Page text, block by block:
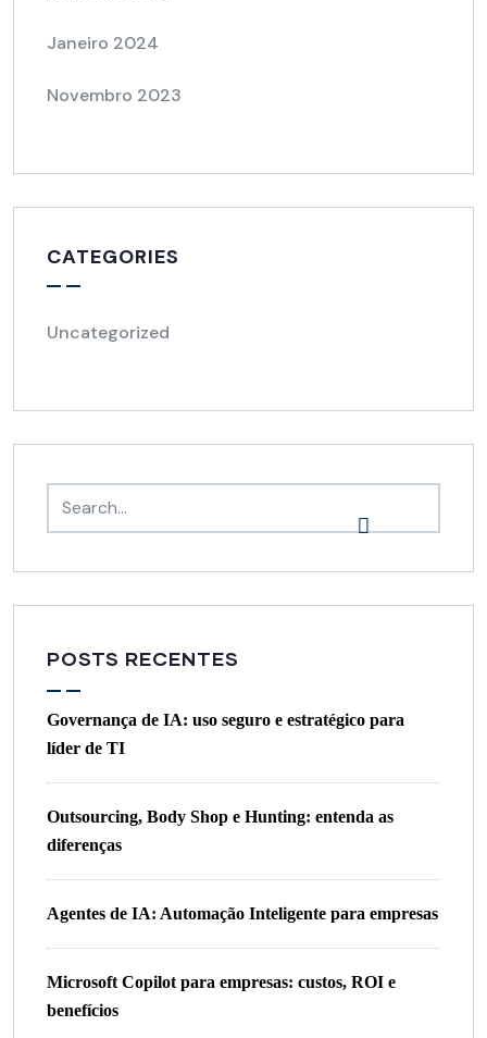
Janeiro 2024
Novembro 2023
CATEGORIES
Uncategorized
POSTS RECENTES
Governança de IA: uso seguro e estratégico para
líder de TI
Outsourcing, Body Shop e Hunting: entenda as
diferenças
Agentes de IA: Automação Inteligente para empresas
Microsoft Copilot para empresas: custos, ROI e
benefícios